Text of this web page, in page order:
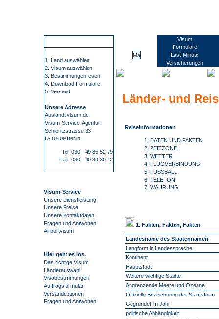
1. Land auswählen
2. Visum auswählen
3. Bestimmungen lesen
4. Download Formulare
5. Versand
Unsere Adresse
Auslandsvisum.de
Visum-Service-Agentur
Schieritzstrasse 33
D-10409 Berlin
Tel: 030 - 49 85 52 79
Fax: 030 - 40 39 30 42
Visum-Service
Unsere Dienstleistung
Unsere Preise
Unsere Kontaktdaten
Fragen und Antworten
Airportvisum
Hier geht es los.
Das richtige Visum
Länderauswahl
Visabestimmungen
Auftragsformular
Versandoptionen
Fragen und Antworten
Visum
Formulare
Last-Minute
Versicherungen
Länder- und
Reiseinformationen
1. DATEN UND FAKTEN
2. ZEITZONE
3. WETTER
4. FLUGVERBINDUNG
5. FUSSBALL
6. TELEFON
7. WÄHRUNG
1. Fakten, Fakten, Fakten
Landesname des Staatennamen
Langform in Landessprache
Kontinent
Hauptstadt
Weitere wichtige Städte
Angrenzende Meere und Ozeane
Offizielle Bezeichnung der Staatsform
Gegründet im Jahr
politische Abhängigkeit